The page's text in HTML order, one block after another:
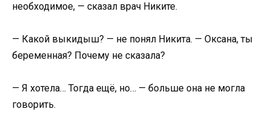
необходимое, — сказал врач Никите.
— Какой выкидыш? — не понял Никита. — Оксана, ты
беременная? Почему не сказала?
— Я хотела… Тогда ещё, но… — больше она не могла
говорить.